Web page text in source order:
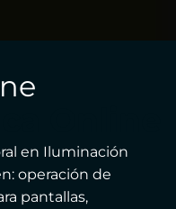
en Iluminación
operación de
pantallas,